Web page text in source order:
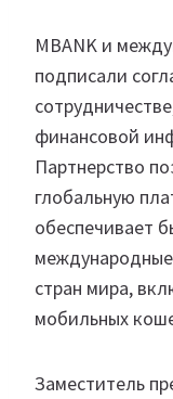
MBANK и
подписали
финансовой
Партнерство
глобальную
обеспечивает
стран мира,
мобильных
Заместитель